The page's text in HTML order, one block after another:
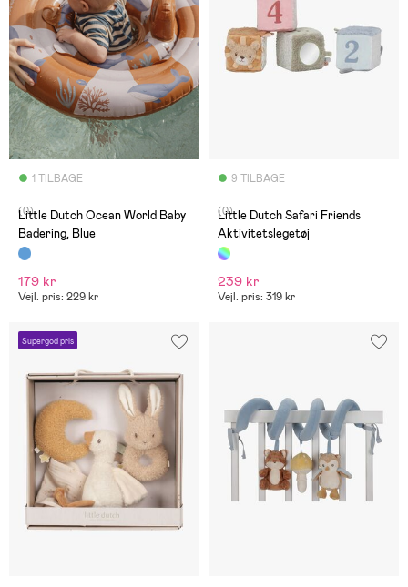
1 TILBAGE
(0)
Little Dutch Ocean World Baby
Badering, Blue
179 kr
Vejl. pris: 229 kr
9 TILBAGE
(0)
Little Dutch Safari Friends
Aktivitetslegetøj
239 kr
Vejl. pris: 319 kr
Supergod pris